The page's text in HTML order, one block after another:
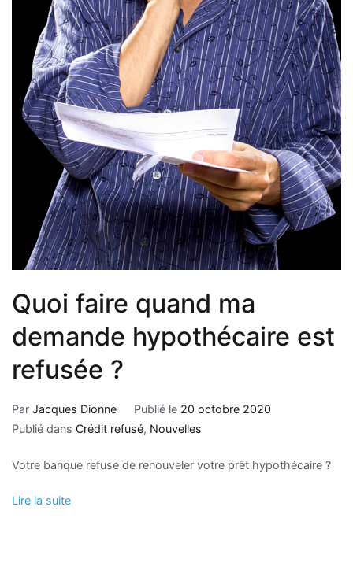
Quoi faire quand ma
demande hypothécaire est
refusée ?
Par Jacques Dionne Publié le 20 octobre 2020
Publié dans Crédit refusé, Nouvelles
Votre banque refuse de renouveler votre prêt hypothécaire ?
Lire la suite